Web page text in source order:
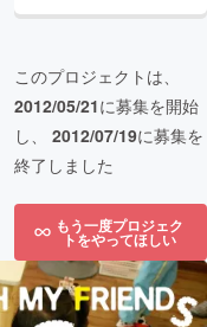
このプロジェクトは、
2012/05/21に募集を開始
し、 2012/07/19に募集を
終了しました
もう一度プロジェク
トをやってほしい